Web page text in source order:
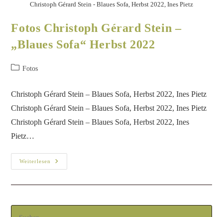
Christoph Gérard Stein - Blaues Sofa, Herbst 2022, Ines Pietz
Fotos Christoph Gérard Stein –
„Blaues Sofa“ Herbst 2022
Fotos
Christoph Gérard Stein – Blaues Sofa, Herbst 2022, Ines Pietz
Christoph Gérard Stein – Blaues Sofa, Herbst 2022, Ines Pietz
Christoph Gérard Stein – Blaues Sofa, Herbst 2022, Ines
Pietz…
Weiterlesen